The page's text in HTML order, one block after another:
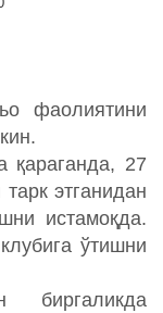
фаолиятини
қараганда, 27
этганидан
истамоқда.
ўтишни
биргаликда